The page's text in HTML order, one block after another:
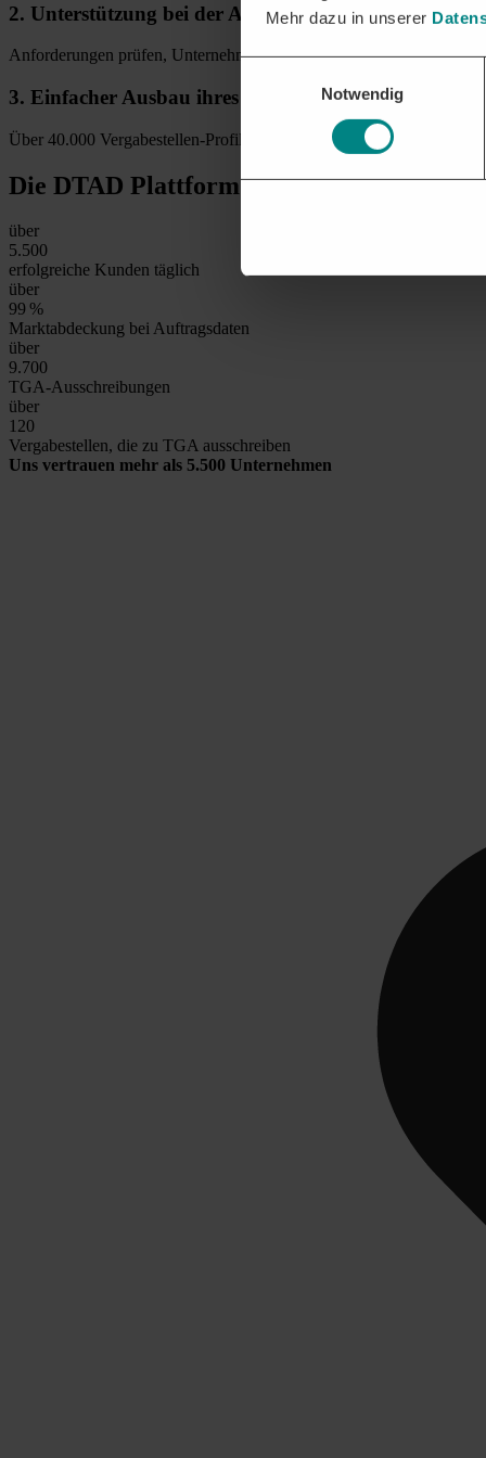
Mehr dazu in unserer
Notwendig
2. Unterstützung bei der Angebotsabgabe
Anforderungen prüfen, Unternehmensschnittstellen einbinden, alle
3. Einfacher Ausbau ihres Firmennetzwerks
Über 40.000 Vergabestellen-Profile bieten Klarheit über
Die DTAD Plattformin Zahlen
über
5.500
erfolgreiche Kunden täglich
über
99 %
Marktabdeckung bei Auftragsdaten
über
9.700
TGA-Ausschreibungen
über
120
Vergabestellen, die zu TGA ausschreiben
Uns vertrauen mehr als 5.500 Unternehmen